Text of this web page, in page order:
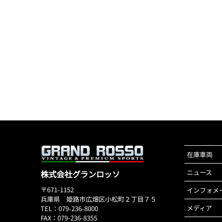
株式会社グランロッソ
〒671-1152
兵庫県 姫路市広畑区小松町２丁目７５
TEL：079-236-8000
FAX：079-236-8355
在庫車両
ニュース
インフォメ
メディア